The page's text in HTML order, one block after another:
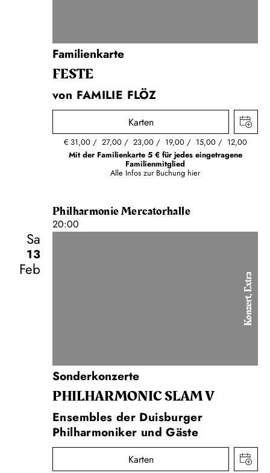
Familienkarte
FESTE
von FAMILIE FLÖZ
Karten
€ 31,00 27,00 23,00 19,00 15,00
12,00
Mit der Familienkarte 5 € für jedes eingetragene
Familienmitglied
Alle Infos zur Buchung hier
Philharmonie Mercatorhalle
20:00
Sa
13
Feb
Konzert, Extra
Sonderkonzerte
PHIL­HARMONIC SLAM V
Ensembles der Duisburger
Philharmoniker und Gäste
Karten